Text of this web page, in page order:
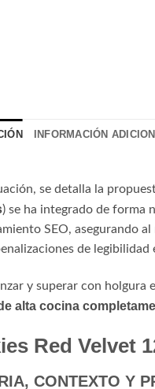
INFORMACIÓN
se detalla la
) se ha integrado de forma
SEO, asegurando
de legibilidad
y superar con
alta cocina
Red Velvet
CONTEXTO Y